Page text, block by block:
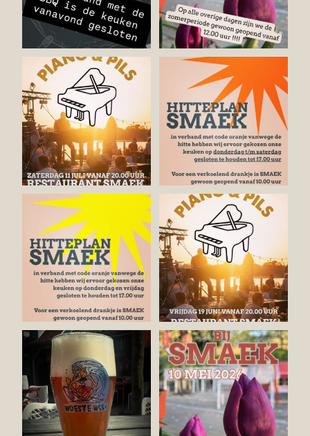
Zaterdag 11 juli is het weer
zover: Piano &
8 1
Ons hitteplan is ook zaterdag 27
juni van kracht.
12 0
Soms is het gewoon even niet
anders…. In verband
15 1
VRIJDAG 19 JUNI: PIANO & PILS
BIJ SMAEK!
22 1
Nieuw op de tap! De Woeste
Wolf, een uniek biertje
5 0
🌸 Elke dag is moederdag bij
SMAEK!
Bij ons ...
10 1